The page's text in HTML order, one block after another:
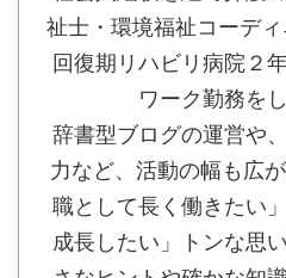
祉士・環境福祉コーディ
回復期リハビリ病院２
ワーク勤務を
辞書型ブログの運営や
力など、活動の幅も広
職として長く働きたい
成長したい」トンな思